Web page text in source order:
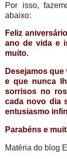
Por isso,
abaixo:
Feliz
ano de vida e
muito.
Desejamos
e que nunca
sorrisos no
cada novo dia
entusiasmo
Parabéns e
Matéria do blog